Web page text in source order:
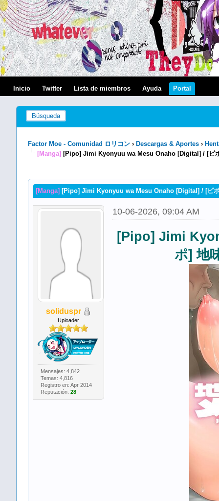
Inicio Twitter Lista de miembros Ayuda Portal
Búsqueda
Factor Moe - Comunidad ロリコン › Descargas & Aportes ›
[Manga] [Pipo] Jimi Kyonyuu wa Mesu Onaho [Digital] / [ピ
[Manga] [Pipo] Jimi Kyonyuu wa Mesu Onaho [Digital] / [ピ
soliduspr
Uploader
Mensajes: 4,842
Temas: 4,816
Registro en: Apr 2014
Reputación: 28
10-06-2026, 09:04 AM
[Pipo] Jimi
ポ] 地